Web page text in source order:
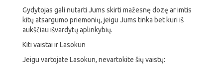
Gydytojas gali nutarti Jums skirti mažesnę dozę ar imtis
kitų atsargumo priemonių, jeigu Jums tinka bet kuri iš
aukščiau išvardytų aplinkybių.
Kiti vaistai ir Lasokun
Jeigu vartojate Lasokun, nevartokite šių vaistų: